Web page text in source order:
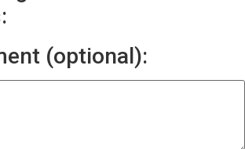
(optional):